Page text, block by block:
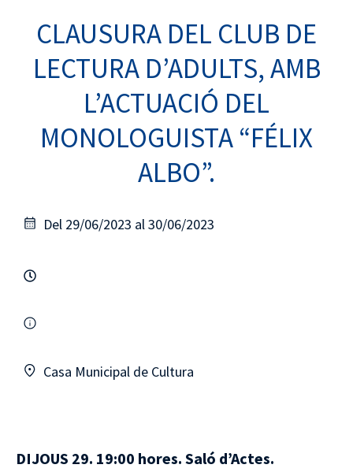
CLAUSURA DEL CLUB DE
LECTURA D’ADULTS, AMB
L’ACTUACIÓ DEL
MONOLOGUISTA “FÉLIX
ALBO”.
Del 29/06/2023 al 30/06/2023
Casa Municipal de Cultura
DIJOUS 29. 19:00 hores. Saló d’Actes.